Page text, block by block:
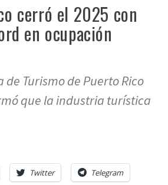
cerró el 2025 con
en ocupación
de Turismo de Puerto Rico
que la industria turística
Twitter Telegram